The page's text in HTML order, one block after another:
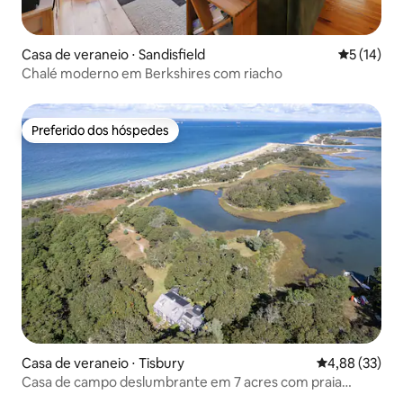
Casa de veraneio ⋅ Sandisfield 5 de uma
5 (14)
Chalé moderno em Berkshires com riacho
Preferido dos hóspedes
Preferido dos hóspedes
Casa de veraneio ⋅ Tisbury 4,88 de uma
4,88 (33)
Casa de campo deslumbrante em 7 acres com praia